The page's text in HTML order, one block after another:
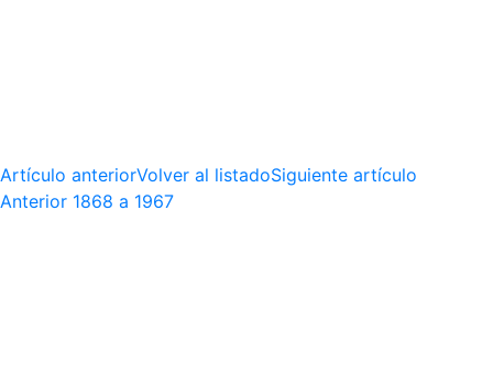
Artículo anteriorVolver al listadoSiguiente artículo
Anterior 1868 a 1967